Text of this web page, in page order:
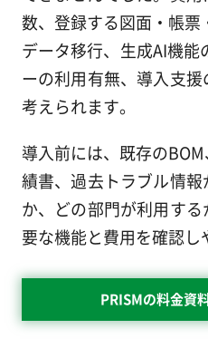
数、登録する図面・帳
データ移行、生成AI機
ーの利用有無、導入支
考えられます。
導入前には、既存の
績書、過去トラブル情
か、どの部門が利用す
要な機能と費用を確認し
PRISMの料金資